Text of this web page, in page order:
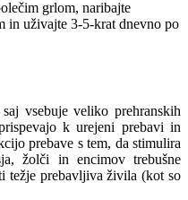
grlom, naribajte
in uživajte 3-5-krat dnevno po
vsebuje veliko prehranskih
k urejeni prebavi in
prebave s tem, da stimulira
žolči in encimov trebušne
težje prebavljiva živila (kot so